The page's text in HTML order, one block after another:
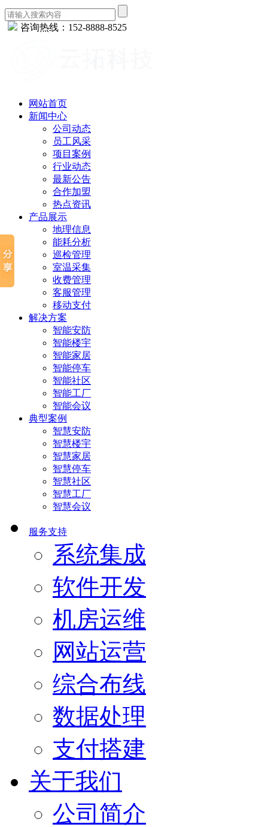
咨询热线：152-8888-8525
网站首页
新闻中心
公司动态
员工风采
项目案例
行业动态
最新公告
合作加盟
热点资讯
产品展示
地理信息
能耗分析
巡检管理
室温采集
收费管理
客服管理
移动支付
解决方案
智能安防
智能楼宇
智能家居
智能停车
智能社区
智能工厂
智能会议
典型案例
智慧安防
智慧楼宇
智慧家居
智慧停车
智慧社区
智慧工厂
智慧会议
服务支持
系统集成
软件开发
机房运维
网站运营
综合布线
数据处理
支付搭建
关于我们
公司简介